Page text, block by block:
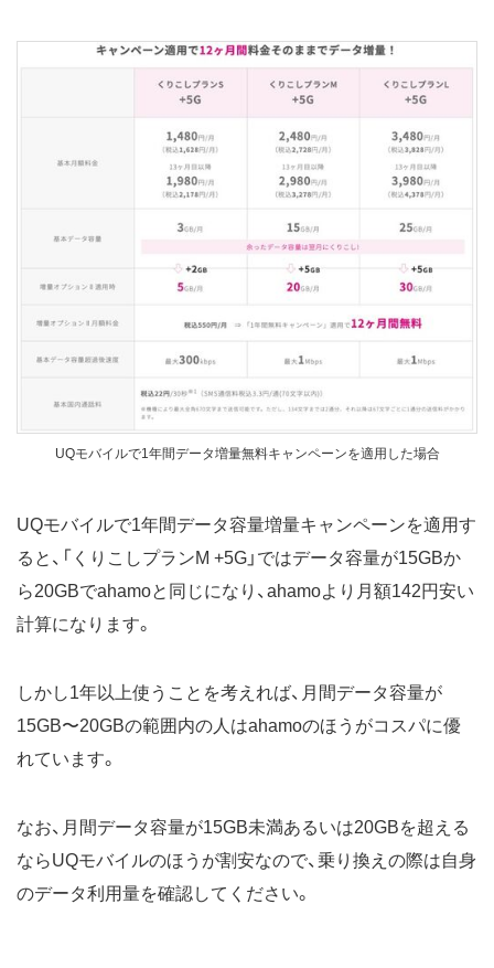
UQモバイルで1年間データ増量無料キャンペーンを適用した場合
UQモバイルで1年間データ容量増量キャンペーンを適用す
ると、「くりこしプランM +5G」ではデータ容量が15GBか
ら20GBでahamoと同じになり、ahamoより月額142円安い
計算になります。
しかし1年以上使うことを考えれば、月間データ容量が
15GB〜20GBの範囲内の人はahamoのほうがコスパに優
れています。
なお、月間データ容量が15GB未満あるいは20GBを超える
ならUQモバイルのほうが割安なので、乗り換えの際は自身
のデータ利用量を確認してください。